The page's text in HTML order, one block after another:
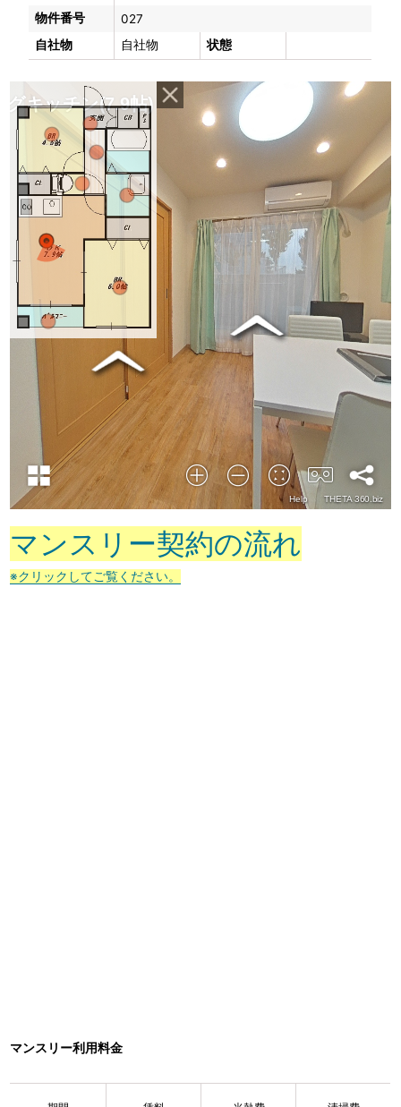
物件番号
027
自社物
自社物 状態
マンスリー契約の流れ
※クリックしてご覧ください。
マンスリー利用料金